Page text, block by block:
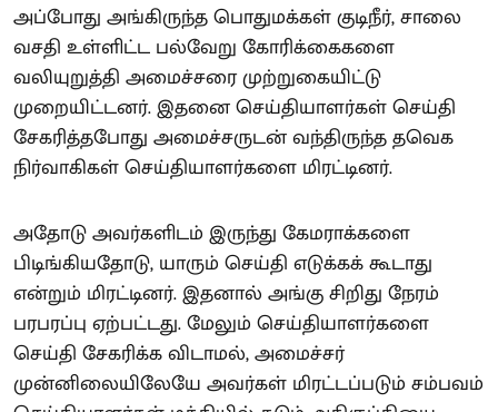
அப்போது அங்கிருந்த பொதுமக்கள் குடிநீர், சாலை
வசதி உள்ளிட்ட பல்வேறு கோரிக்கைகளை
வலியுறுத்தி அமைச்சரை முற்றுகையிட்டு
முறையிட்டனர். இதனை செய்தியாளர்கள் செய்தி
சேகரித்தபோது அமைச்சருடன் வந்திருந்த தவெக
நிர்வாகிகள் செய்தியாளர்களை மிரட்டினர்.
அதோடு அவர்களிடம் இருந்து கேமராக்களை
பிடிங்கியதோடு, யாரும் செய்தி எடுக்கக் கூடாது
என்றும் மிரட்டினர். இதனால் அங்கு சிறிது நேரம்
பரபரப்பு ஏற்பட்டது. மேலும் செய்தியாளர்களை
செய்தி சேகரிக்க விடாமல், அமைச்சர்
முன்னிலையிலேயே அவர்கள் மிரட்டப்படும் சம்பவம்